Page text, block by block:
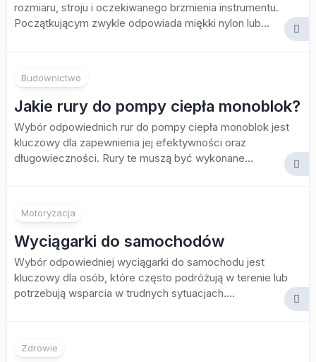
rozmiaru, stroju i oczekiwanego brzmienia instrumentu.
Początkującym zwykle odpowiada miękki nylon lub...
Budownictwo
Jakie rury do pompy ciepła monoblok?
Wybór odpowiednich rur do pompy ciepła monoblok jest
kluczowy dla zapewnienia jej efektywności oraz
długowieczności. Rury te muszą być wykonane...
Motoryzacja
Wyciągarki do samochodów
Wybór odpowiedniej wyciągarki do samochodu jest
kluczowy dla osób, które często podróżują w terenie lub
potrzebują wsparcia w trudnych sytuacjach....
Zdrowie